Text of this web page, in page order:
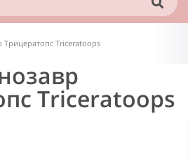
Triceratoops
Triceratoops